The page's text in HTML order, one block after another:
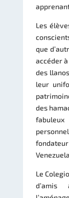
Les
que
accéder
des
leur
des
fondateur
Le